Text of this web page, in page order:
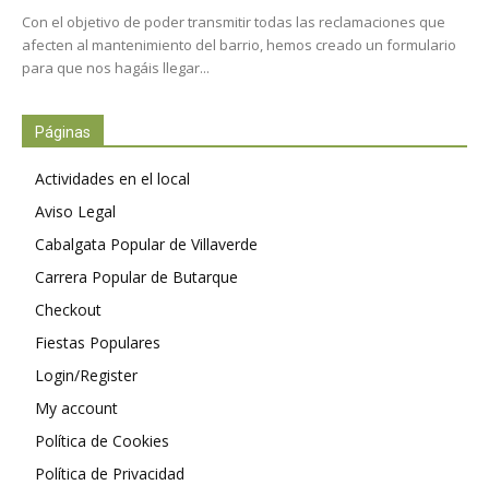
Con el objetivo de poder transmitir todas las reclamaciones que
afecten al mantenimiento del barrio, hemos creado un formulario
para que nos hagáis llegar...
Páginas
Actividades en el local
Aviso Legal
Cabalgata Popular de Villaverde
Carrera Popular de Butarque
Checkout
Fiestas Populares
Login/Register
My account
Política de Cookies
Política de Privacidad